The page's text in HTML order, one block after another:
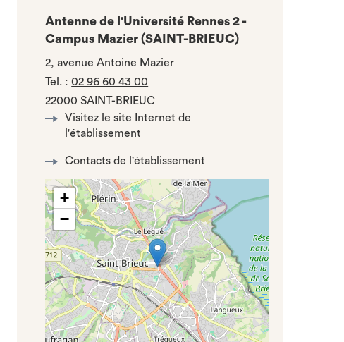
Antenne de l'Université Rennes 2 -
Campus Mazier (SAINT-BRIEUC)
2, avenue Antoine Mazier
Tel. :02 96 60 43 00
22000 SAINT-BRIEUC
Visitez le site Internet de
l'établissement
Contacts de l'établissement
+
−